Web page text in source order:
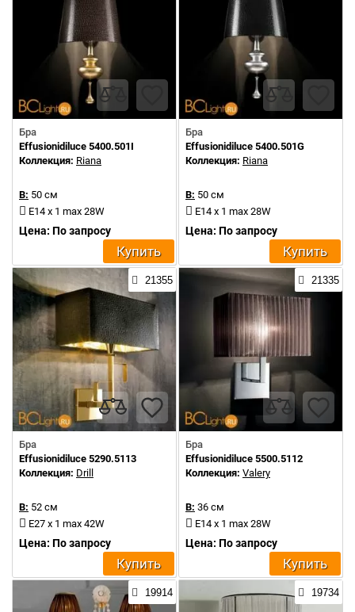
Бра
Effusionidiluce 5400.501I
Коллекция: Riana
В: 50 см
E14 x 1 max 28W
Цена: По запросу
Купить
Бра
Effusionidiluce 5400.501G
Коллекция: Riana
В: 50 см
E14 x 1 max 28W
Цена: По запросу
Купить
21355
Бра
Effusionidiluce 5290.5113
Коллекция: Drill
В: 52 см
E27 x 1 max 42W
Цена: По запросу
Купить
21335
Бра
Effusionidiluce 5500.5112
Коллекция: Valery
В: 36 см
E14 x 1 max 28W
Цена: По запросу
Купить
19914 19734